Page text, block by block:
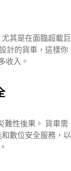
其是在面臨超載巨
計的貨車，這樣你
收入。
難性後果。 貨車需
數位安全服務，以